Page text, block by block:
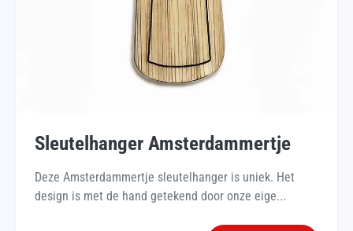
Sleutelhanger Amsterdammertje
Deze Amsterdammertje sleutelhanger is uniek. Het
design is met de hand getekend door onze eige...